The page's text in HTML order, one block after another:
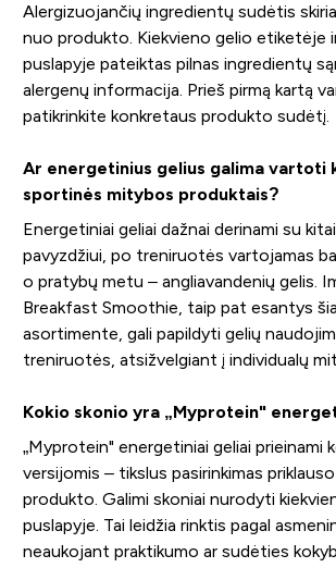
Alergizuojančių ingredientų sudėtis
nuo produkto. Kiekvieno gelio etiketėje
puslapyje pateiktas pilnas ingredientų
alergenų informacija. Prieš pirmą kartą
patikrinkite konkretaus produkto sudėtį.
Ar energetinius gelius galima vartoti
sportinės mitybos produktais?
Energetiniai geliai dažnai derinami su
pavyzdžiui, po treniruotės vartojamas
o pratybų metu – angliavandenių gelis.
Breakfast Smoothie, taip pat esantys
asortimente, gali papildyti gelių
treniruotės, atsižvelgiant į individualų
Kokio skonio yra „Myprotein"
„Myprotein" energetiniai geliai prieinami
versijomis – tikslus pasirinkimas
produkto. Galimi skoniai nurodyti
puslapyje. Tai leidžia rinktis pagal
neaukojant praktikumo ar sudėties